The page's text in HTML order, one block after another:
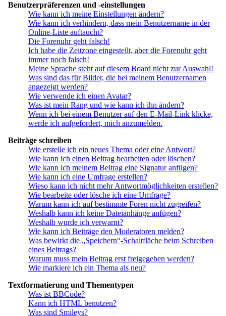
Benutzerpräferenzen und -einstellungen
Wie kann ich meine Einstellungen ändern?
Wie kann ich verhindern, dass mein Benutzername in der
Online-Liste auftaucht?
Die Forenuhr geht falsch!
Ich habe die Zeitzone eingestellt, aber die Forenuhr geht
immer noch falsch!
Meine Sprache steht auf diesem Board nicht zur Auswahl!
Was sind das für Bilder, die bei meinem Benutzernamen
angezeigt werden?
Wie verwende ich einen Avatar?
Was ist mein Rang und wie kann ich ihn ändern?
Wenn ich bei einem Benutzer auf den E-Mail-Link klicke,
werde ich aufgefordert, mich anzumelden.
Beiträge schreiben
Wie erstelle ich ein neues Thema oder eine Antwort?
Wie kann ich einen Beitrag bearbeiten oder löschen?
Wie kann ich meinem Beitrag eine Signatur anfügen?
Wie kann ich eine Umfrage erstellen?
Wieso kann ich nicht mehr Antwortmöglichkeiten erstellen?
Wie bearbeite oder lösche ich eine Umfrage?
Warum kann ich auf bestimmte Foren nicht zugreifen?
Weshalb kann ich keine Dateianhänge anfügen?
Weshalb wurde ich verwarnt?
Wie kann ich Beiträge den Moderatoren melden?
Was bewirkt die „Speichern“-Schaltfläche beim Schreiben
eines Beitrags?
Warum muss mein Beitrag erst freigegeben werden?
Wie markiere ich ein Thema als neu?
Textformatierung und Thementypen
Was ist BBCode?
Kann ich HTML benutzen?
Was sind Smileys?